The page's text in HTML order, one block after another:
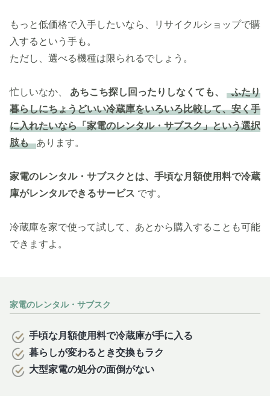
もっと低価格で入手したいなら、リサイクルショップで購
入するという手も。
ただし、選べる機種は限られるでしょう。
忙しいなか、 あちこち探し回ったりしなくても、
ふたり
暮らしにちょうどいい冷蔵庫をいろいろ比較して、安く手
に入れたいなら「家電のレンタル・サブスク」という選択
肢も あります。
家電のレンタル・サブスクとは、手頃な月額使用料で冷蔵
庫がレンタルできるサービス です。
冷蔵庫を家で使って試して、あとから購入することも可能
できますよ。
家電のレンタル・サブスク
手頃な月額使用料で冷蔵庫が手に入る
暮らしが変わるとき交換もラク
大型家電の処分の面倒がない